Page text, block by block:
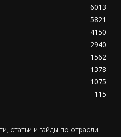
6013
5821
4150
2940
1562
1378
1075
115
статьи и гайды по отрасли